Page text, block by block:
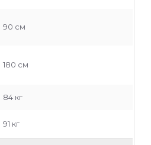
90 см
180 см
84 кг
91 кг